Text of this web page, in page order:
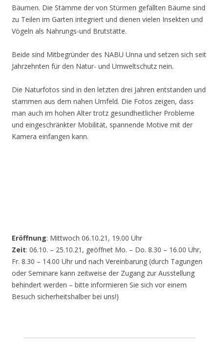
Bäumen. Die Stämme der von Stürmen gefällten Bäume sind
zu Teilen im Garten integriert und dienen vielen Insekten und
Vögeln als Nahrungs-und Brutstätte.
Beide sind Mitbegründer des NABU Unna und setzen sich seit
Jahrzehnten für den Natur- und Umweltschutz nein.
Die Naturfotos sind in den letzten drei Jahren entstanden und
stammen aus dem nahen Umfeld. Die Fotos zeigen, dass
man auch im hohen Alter trotz gesundheitlicher Probleme
und eingeschränkter Mobilität, spannende Motive mit der
Kamera einfangen kann.
Eröffnung: Mittwoch 06.10.21, 19.00 Uhr
Zeit: 06.10. – 25.10.21, geöffnet Mo. – Do. 8.30 – 16.00 Uhr,
Fr. 8.30 – 14.00 Uhr und nach Vereinbarung (durch Tagungen
oder Seminare kann zeitweise der Zugang zur Ausstellung
behindert werden – bitte informieren Sie sich vor einem
Besuch sicherheitshalber bei uns!)